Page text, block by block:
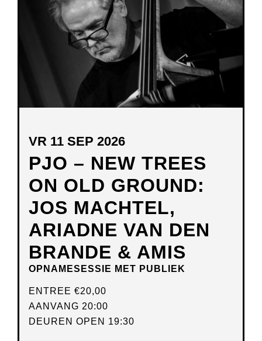
VENSTER
PJO – NEW TREES
ON OLD GROUND:
JOS MACHTEL,
ARIADNE VAN DEN
BRANDE & AMIS
OPNAMESESSIE MET PUBLIEK
VR 11 SEP 2026
ENTREE €20,00
AANVANG 20:00
DEUREN OPEN 19:30